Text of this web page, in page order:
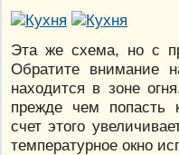
Эта же схема, но с
Обратите внимание
находится в зоне
прежде чем попасть
счет этого
температурное окно